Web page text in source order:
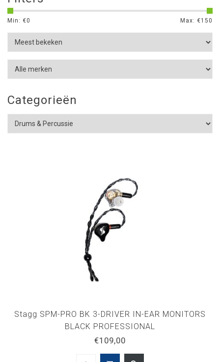
Min: €0 Max: €150
Categorieën
Stagg SPM-PRO BK 3-DRIVER IN-EAR MONITORS
BLACK PROFESSIONAL
€109,00